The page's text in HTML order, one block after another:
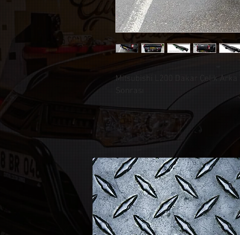
Mitsubishi L200 Dakar Çelik
Sonrası